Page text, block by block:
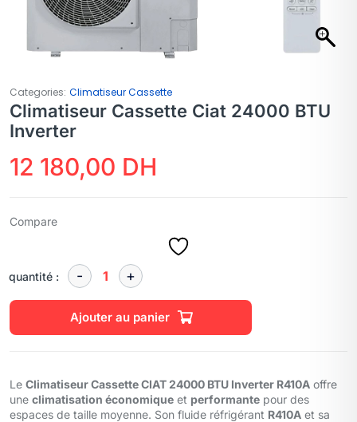
Categories: Climatiseur Cassette
Climatiseur Cassette Ciat 24000 BTU
Inverter
12 180,00 DH
Compare
quantité :
Ajouter au panier
Le Climatiseur Cassette CIAT 24000 BTU Inverter R410A offre
une climatisation économique et performante pour des
espaces de taille moyenne. Son fluide réfrigérant R410A et sa